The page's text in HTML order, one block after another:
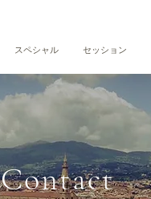
スペシャル セッション
Contact